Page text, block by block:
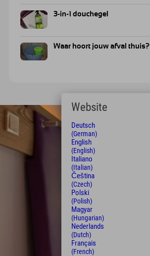
3-in-1 douchegel
Waar hoort jouw afval thuis?
Website
Deutsch
(German)
English
(English)
Italiano
(Italian)
Čeština
(Czech)
Polski
(Polish)
Magyar
(Hungarian)
Nederlands
(Dutch)
Français
(French)